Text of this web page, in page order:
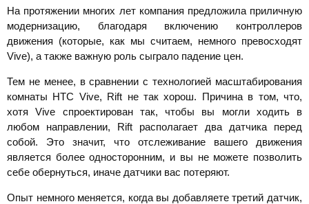
На протяжении многих лет компания предложила приличную
модернизацию, благодаря включению контроллеров
движения (которые, как мы считаем, немного превосходят
Vive), а также важную роль сыграло падение цен.
Тем не менее, в сравнении с технологией масштабирования
комнаты HTC Vive, Rift не так хорош. Причина в том, что,
хотя Vive спроектирован так, чтобы вы могли ходить в
любом направлении, Rift располагает два датчика перед
собой. Это значит, что отслеживание вашего движения
является более односторонним, и вы не можете позволить
себе обернуться, иначе датчики вас потеряют.
Опыт немного меняется, когда вы добавляете третий датчик,